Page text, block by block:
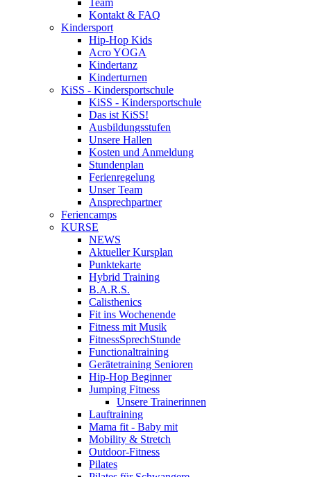
Team
Kontakt & FAQ
Kindersport
Hip-Hop Kids
Acro YOGA
Kindertanz
Kinderturnen
KiSS - Kindersportschule
KiSS - Kindersportschule
Das ist KiSS!
Ausbildungsstufen
Unsere Hallen
Kosten und Anmeldung
Stundenplan
Ferienregelung
Unser Team
Ansprechpartner
Feriencamps
KURSE
NEWS
Aktueller Kursplan
Punktekarte
Hybrid Training
B.A.R.S.
Calisthenics
Fit ins Wochenende
Fitness mit Musik
FitnessSprechStunde
Functionaltraining
Gerätetraining Senioren
Hip-Hop Beginner
Jumping Fitness
Unsere Trainerinnen
Lauftraining
Mama fit - Baby mit
Mobility & Stretch
Outdoor-Fitness
Pilates